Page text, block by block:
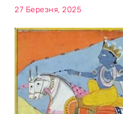
27 Березня, 2025